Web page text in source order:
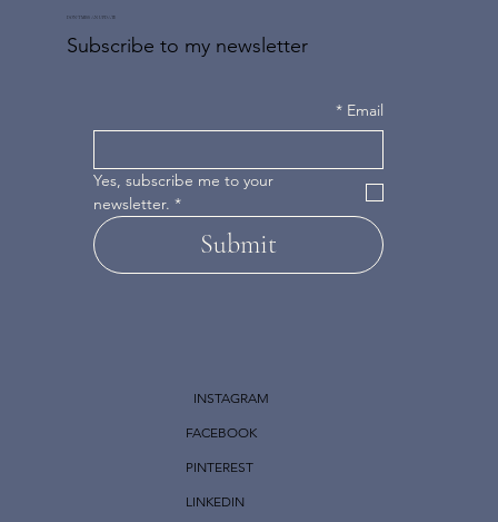
DON'T MISS AN UPDATE
Subscribe to my newsletter
Email
*
Yes, subscribe me to your
newsletter. *
Submit
INSTAGRAM
FACEBOOK
PINTEREST
LINKEDIN